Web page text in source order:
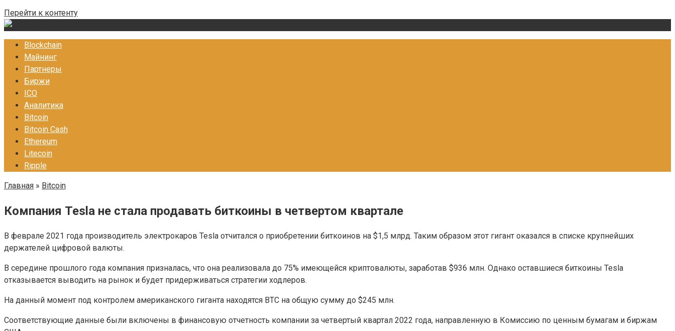
Перейти к контенту
Blockchain
Майнинг
Партнеры
Биржи
ICO
Аналитика
Bitcoin
Bitcoin Cash
Ethereum
Litecoin
Ripple
Главная » Bitcoin
Компания Tesla не стала продавать биткоины в четвертом квартале
В феврале 2021 года производитель электрокаров Tesla отчитался о приобретении биткоинов на $1,5 млрд. Таким образом этот гигант оказался в списке крупнейших
держателей цифровой валюты.
В середине прошлого года компания призналась, что она реализовала до 75% имеющейся криптовалюты, заработав $936 млн. Однако оставшиеся биткоины Tesla
отказывается выводить на рынок и будет придерживаться стратегии ходлеров.
На данный момент под контролем американского гиганта находятся BTC на общую сумму до $245 млн.
Соответствующие данные были включены в финансовую отчетность компании за четвертый квартал 2022 года, направленную в Комиссию по ценным бумагам и биржам